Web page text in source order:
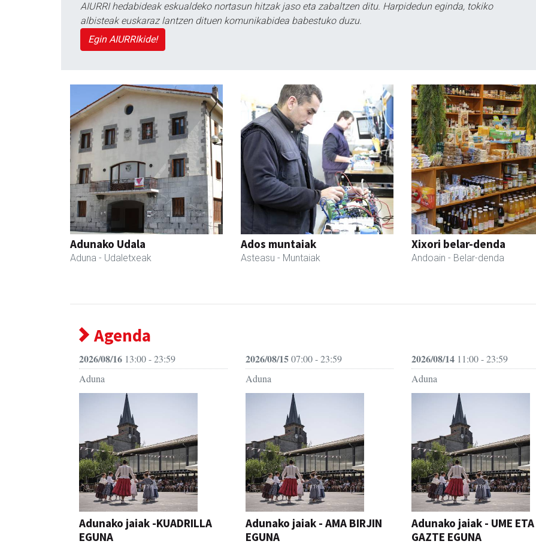
AIURRI hedabideak eskualdeko nortasun hitzak jaso eta zabaltzen ditu. Harpidedun eginda, tokiko
albisteak euskaraz lantzen dituen komunikabidea babestuko duzu.
Egin AIURRIkide!
Adunako Udala
Aduna - Udaletxeak
Ados muntaiak
Asteasu - Muntaiak
Xixori belar-denda
Andoain - Belar-denda
Agenda
2026/08/16 13:00 - 23:59
Aduna
Adunako jaiak -KUADRILLA
EGUNA
2026/08/1507:00 - 23:59
Aduna
Adunako jaiak - AMA BIRJIN
EGUNA
2026/08/14 11:00 - 23:59
Aduna
Adunako jaiak - UME ETA
GAZTE EGUNA